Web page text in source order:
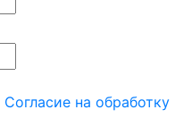
Согласие на обработку